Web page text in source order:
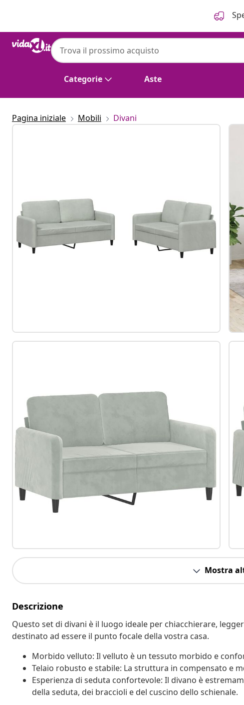
Categorie Aste
Pagina iniziale Mobili Divani
Mostra
Descrizione
Questo set di divani è il luogo ideale per chiacchierare,
destinato ad essere il punto focale della vostra casa.
Morbido velluto: Il velluto è un tessuto morbido e
Telaio robusto e stabile: La struttura in compensato e
Esperienza di seduta confortevole: Il divano è
della seduta, dei braccioli e del cuscino dello schienale.